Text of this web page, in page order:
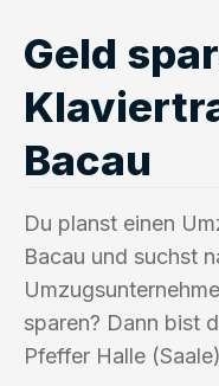
Geld
Bacau
Du planst einen
Bacau und suchst
sparen? Dann bist
Pfeffer Halle